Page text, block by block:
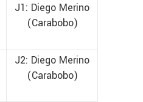
J1: Diego Merino
(Carabobo)
J2: Diego Merino
(Carabobo)